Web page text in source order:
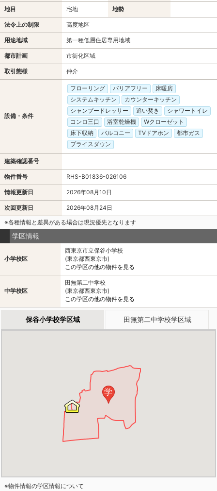
地目 宅地 地勢
法令上の制限 高度地区
用途地域 第一種低層住居専用地域
都市計画 市街化区域
取引態様 仲介
設備・条件
フローリング バリアフリー
床暖房
システムキッチン
カウンターキッチン
シャンプードレッサー
追い焚き
シャワートイレ
コンロ三口
浴室乾燥機
Wクローゼット
床下収納
バルコニー TVドアホン
都市ガス
プライスダウン
建築確認番号
物件番号 RHS-B01836-026106
情報更新日 2026年08月10日
次回更新日
2026年08月24日
※各種情報と差異がある場合は現況優先となります
学区情報
小学校区
西東京市立保谷小学校
(東京都西東京市)
この学区の他の物件を見る
中学校区
田無第二中学校
(東京都西東京市)
この学区の他の物件を見る
保谷小学校学区域 田無第二中学校学区域
学
※物件情報の学区情報について